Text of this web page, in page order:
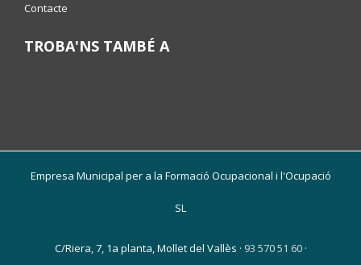
Contacte
TROBA'NS TAMBÉ A
Empresa Municipal per a la Formació Ocupacional i l'Ocupació
SL
C/Riera, 7, 1a planta, Mollet del Vallès · 93 570 51 60·